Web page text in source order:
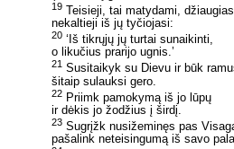
19 Teisieji, tai matydami,
nekaltieji iš jų tyčiojasi:
20 ‘Iš tikrųjų jų turtai sunaikinti,
o likučius prarijo ugnis.’
21 Susitaikyk su Dievu ir būk
šitaip sulauksi gero.
22 Priimk pamokymą iš jo lūpų
ir dėkis jo žodžius į širdį.
23 Sugrįžk nusižeminęs pas
pašalink neteisingumą iš savo